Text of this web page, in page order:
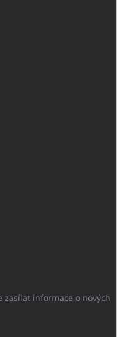
zasílat informace o nových